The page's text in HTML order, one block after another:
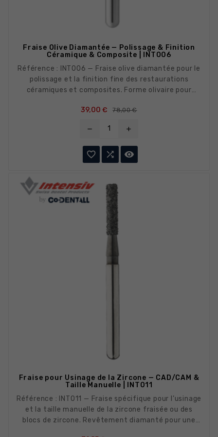
Fraise Olive Diamantée — Polissage & Finition
Céramique & Composite | INT006
Référence : INT006 — Fraise olive diamantée pour le
polissage et la finition fine des restaurations
céramiques et composites. Forme olivaire pour
occlusales.
39,00 € 78,00 €Prix de base
Prix
remove add
  
Fraise pour Usinage de la Zircone — CAD/CAM &
Taille Manuelle | INT011
Référence : INT011 — Fraise spécifique pour l’usinage
et la taille manuelle de la zircone fraisée ou des
blocs de zircone. Revêtement diamanté pour une